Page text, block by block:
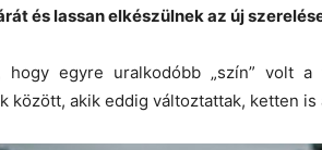
és lassan elkészülnek az új
hogy egyre uralkodóbb „szín” volt
között, akik eddig változtattak, ketten